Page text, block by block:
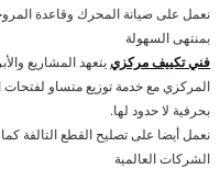
نعمل على صيانة المحرك وقاعدة
بمنتهى السهولة
فني تكييف مركزييتعهد المشاريع
المركزي مع خدمة توزيع متساو
بحرفية لا حدود لها.
نعمل أيضا على تصليح القطع التالفة
الشركات العالمية